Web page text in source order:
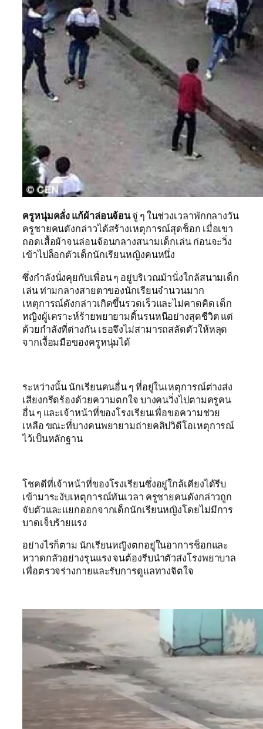
ครูหนุ่มคลั่ง แก้ผ้าล่อนจ้อนจู่ ๆ ในช่วงเวลาพักกลางวัน
ครูชายคนดังกล่าวได้สร้างเหตุการณ์สุดช็อก เมื่อเขา
ถอดเสื้อผ้าจนล่อนจ้อนกลางสนามเด็กเล่น ก่อนจะวิ่ง
เข้าไปล็อกตัวเด็กนักเรียนหญิงคนหนึ่ง
ซึ่งกำลังนั่งคุยกับเพื่อน ๆ อยู่บริเวณม้านั่งใกล้สนามเด็ก
เล่น ท่ามกลางสายตาของนักเรียนจำนวนมาก
เหตุการณ์ดังกล่าวเกิดขึ้นรวดเร็วและไม่คาดคิด เด็ก
หญิงผู้เคราะห์ร้ายพยายามดิ้นรนหนีอย่างสุดชีวิต แต่
ด้วยกำลังที่ต่างกัน เธอจึงไม่สามารถสลัดตัวให้หลุด
จากเงื้อมมือของครูหนุ่มได้
ระหว่างนั้น นักเรียนคนอื่น ๆ ที่อยู่ในเหตุการณ์ต่างส่ง
เสียงกรีดร้องด้วยความตกใจ บางคนวิ่งไปตามครูคน
อื่น ๆ และเจ้าหน้าที่ของโรงเรียนเพื่อขอความช่วย
เหลือ ขณะที่บางคนพยายามถ่ายคลิปวิดีโอเหตุการณ์
ไว้เป็นหลักฐาน
โชคดีที่เจ้าหน้าที่ของโรงเรียนซึ่งอยู่ใกล้เคียงได้รีบ
เข้ามาระงับเหตุการณ์ทันเวลา ครูชายคนดังกล่าวถูก
จับตัวและแยกออกจากเด็กนักเรียนหญิงโดยไม่มีการ
บาดเจ็บร้ายแรง
อย่างไรก็ตาม นักเรียนหญิงตกอยู่ในอาการช็อกและ
หวาดกลัวอย่างรุนแรง จนต้องรีบนำตัวส่งโรงพยาบาล
เพื่อตรวจร่างกายและรับการดูแลทางจิตใจ